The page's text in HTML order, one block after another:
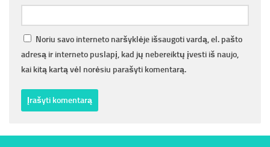
Noriu savo interneto naršyklėje išsaugoti vardą, el. pašto
adresą ir interneto puslapį, kad jų nebereiktų įvesti iš naujo,
kai kitą kartą vėl norėsiu parašyti komentarą.